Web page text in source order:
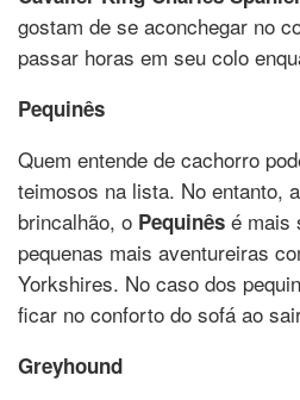
gostam de se aconchegar no
passar horas em seu colo
Pequinês
Quem entende de cachorro
teimosos na lista. No entanto,
brincalhão, o Pequinês é mais
pequenas mais aventureiras
Yorkshires. No caso dos
ficar no conforto do sofá ao
Greyhound